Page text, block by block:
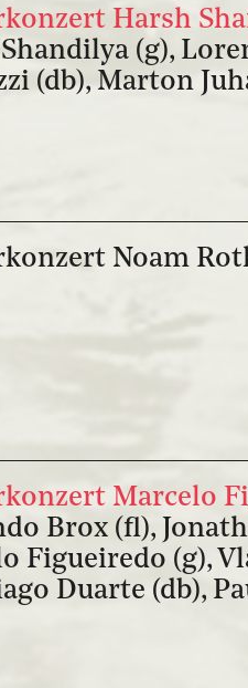
Harsh
(g),
(db), Marton
Noam
Marcelo
Brox (fl),
Figueiredo (g),
Duarte (db),